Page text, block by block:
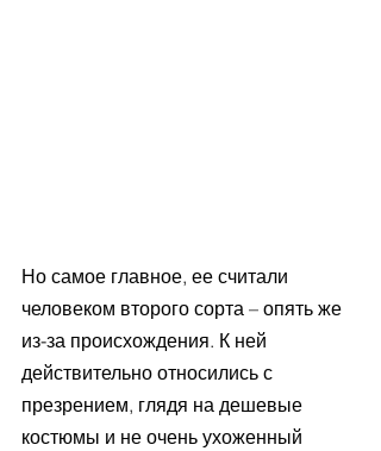
Но самое главное, ее считали
человеком второго сорта – опять же
из-за происхождения. К ней
действительно относились с
презрением, глядя на дешевые
костюмы и не очень ухоженный